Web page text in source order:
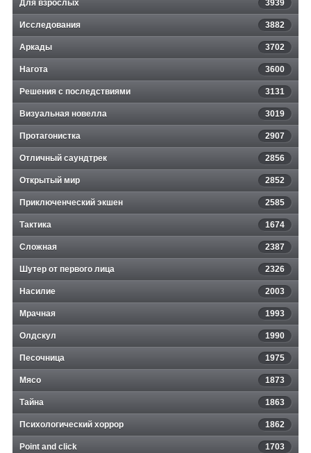
Для взрослых 3939
Исследования 3882
Аркады 3702
Нагота 3600
Решения с последствиями 3131
Визуальная новелла 3019
Протагонистка 2907
Отличный саундтрек 2856
Открытый мир 2852
Приключенческий экшен 2585
Тактика 1674
Сложная 2387
Шутер от первого лица 2326
Насилие 2003
Мрачная 1993
Олдскул 1990
Песочница 1975
Мясо 1873
Тайна 1863
Психологический хоррор 1862
Point and click 1703